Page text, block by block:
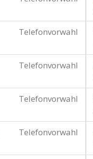
Telefonvorwahl
Telefonvorwahl
Telefonvorwahl
Telefonvorwahl